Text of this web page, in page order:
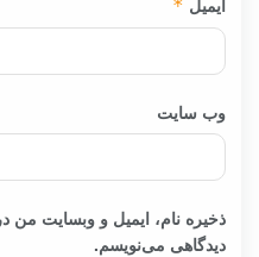
*
وب‌ سایت
ذخیره نام، ایمیل و وبسایت من
دیدگاهی می‌نویسم.